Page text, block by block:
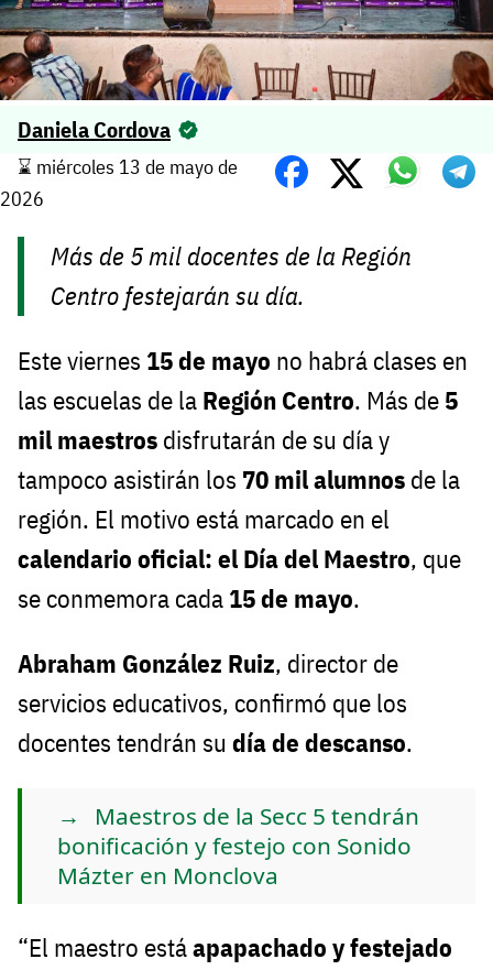
Daniela Cordova
⌛️ miércoles 13 de mayo de
2026
Más de 5 mil docentes de la Región
Centro festejarán su día.
Este viernes 15 de mayo no habrá clases en
las escuelas de la Región Centro. Más de 5
mil maestros disfrutarán de su día y
tampoco asistirán los 70 mil alumnos de la
región. El motivo está marcado en el
calendario oficial: el Día del Maestro, que
se conmemora cada 15 de mayo.
Abraham González Ruiz, director de
servicios educativos, confirmó que los
docentes tendrán su día de descanso.
Maestros de la Secc 5 tendrán
bonificación y festejo con Sonido
Mázter en Monclova
“El maestro estáapapachado y festejado